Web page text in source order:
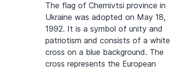
The flag of Chernivtsi province in
Ukraine was adopted on May 18,
1992. It is a symbol of unity and
patriotism and consists of a white
cross on a blue background. The
cross represents the European